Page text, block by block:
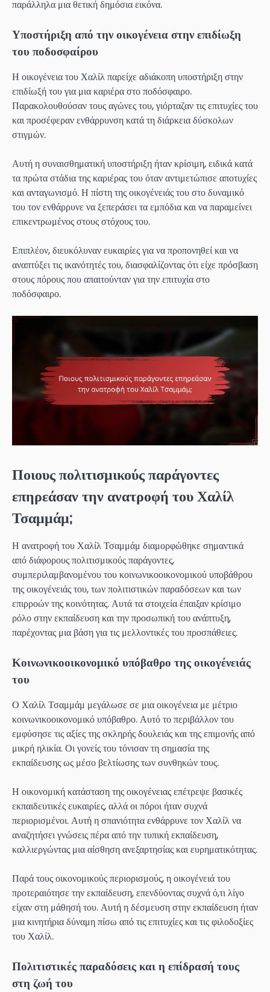
παράλληλα μια θετική δημόσια εικόνα.
Υποστήριξη από την οικογένεια στην επιδίωξη
του ποδοσφαίρου
Η οικογένεια του Χαλίλ παρείχε αδιάκοπη υποστήριξη στην
επιδίωξή του για μια καριέρα στο ποδόσφαιρο.
Παρακολουθούσαν τους αγώνες του, γιόρταζαν τις επιτυχίες του
και προσέφεραν ενθάρρυνση κατά τη διάρκεια δύσκολων
στιγμών.
Αυτή η συναισθηματική υποστήριξη ήταν κρίσιμη, ειδικά κατά
τα πρώτα στάδια της καριέρας του όταν αντιμετώπισε αποτυχίες
και ανταγωνισμό. Η πίστη της οικογένειάς του στο δυναμικό
του τον ενθάρρυνε να ξεπεράσει τα εμπόδια και να παραμείνει
επικεντρωμένος στους στόχους του.
Επιπλέον, διευκόλυναν ευκαιρίες για να προπονηθεί και να
αναπτύξει τις ικανότητές του, διασφαλίζοντας ότι είχε πρόσβαση
στους πόρους που απαιτούνταν για την επιτυχία στο
ποδόσφαιρο.
Ποιους πολιτισμικούς παράγοντες
επηρεάσαν την ανατροφή του Χαλίλ
Τσαμμάμ;
Η ανατροφή του Χαλίλ Τσαμμάμ διαμορφώθηκε σημαντικά
από διάφορους πολιτισμικούς παράγοντες,
συμπεριλαμβανομένου του κοινωνικοοικονομικού υποβάθρου
της οικογένειάς του, των πολιτιστικών παραδόσεων και των
επιρροών της κοινότητας. Αυτά τα στοιχεία έπαιξαν κρίσιμο
ρόλο στην εκπαίδευση και την προσωπική του ανάπτυξη,
παρέχοντας μια βάση για τις μελλοντικές του προσπάθειες.
Κοινωνικοοικονομικό υπόβαθρο της οικογένειάς
του
Ο Χαλίλ Τσαμμάμ μεγάλωσε σε μια οικογένεια με μέτριο
κοινωνικοοικονομικό υπόβαθρο. Αυτό το περιβάλλον του
εμφύσησε τις αξίες της σκληρής δουλειάς και της επιμονής από
μικρή ηλικία. Οι γονείς του τόνισαν τη σημασία της
εκπαίδευσης ως μέσο βελτίωσης των συνθηκών τους.
Η οικονομική κατάσταση της οικογένειας επέτρεψε βασικές
εκπαιδευτικές ευκαιρίες, αλλά οι πόροι ήταν συχνά
περιορισμένοι. Αυτή η σπανιότητα ενθάρρυνε τον Χαλίλ να
αναζητήσει γνώσεις πέρα από την τυπική εκπαίδευση,
καλλιεργώντας μια αίσθηση ανεξαρτησίας και ευρηματικότητας.
Παρά τους οικονομικούς περιορισμούς, η οικογένειά του
προτεραιότησε την εκπαίδευση, επενδύοντας συχνά ό,τι λίγο
είχαν στη μάθησή του. Αυτή η δέσμευση στην εκπαίδευση ήταν
μια κινητήρια δύναμη πίσω από τις επιτυχίες και τις φιλοδοξίες
του Χαλίλ.
Πολιτιστικές παραδόσεις και η επίδρασή τους
στη ζωή του